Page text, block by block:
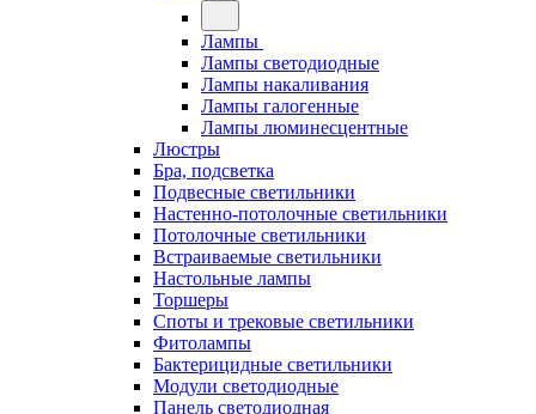
Лампы
Лампы светодиодные
Лампы накаливания
Лампы галогенные
Лампы люминесцентные
Люстры
Бра, подсветка
Подвесные светильники
Настенно-потолочные светильники
Потолочные светильники
Встраиваемые светильники
Настольные лампы
Торшеры
Споты и трековые светильники
Фитолампы
Бактерицидные светильники
Модули светодиодные
Панель светодиодная